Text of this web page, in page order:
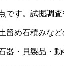
です。試掘調
留め石積みな
器・貝製品・